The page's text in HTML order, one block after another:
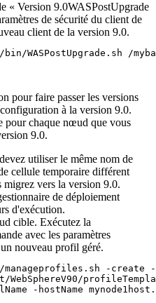
« Version 9.0WASPostUpgrade
de sécurité du client de
client de la version 9.0.
WASPostUpgrade.sh /
pour faire passer les versions
à la version 9.0.
pour chaque nœud que vous
9.0.
utiliser le même nom de
cellule temporaire différent
migrez vers la version 9.0.
de déploiement
d'exécution.
cible. Exécutez la
avec les paramètres
nouveau profil géré.
manageprofiles.sh -create
WebSphereV90/
-hostName